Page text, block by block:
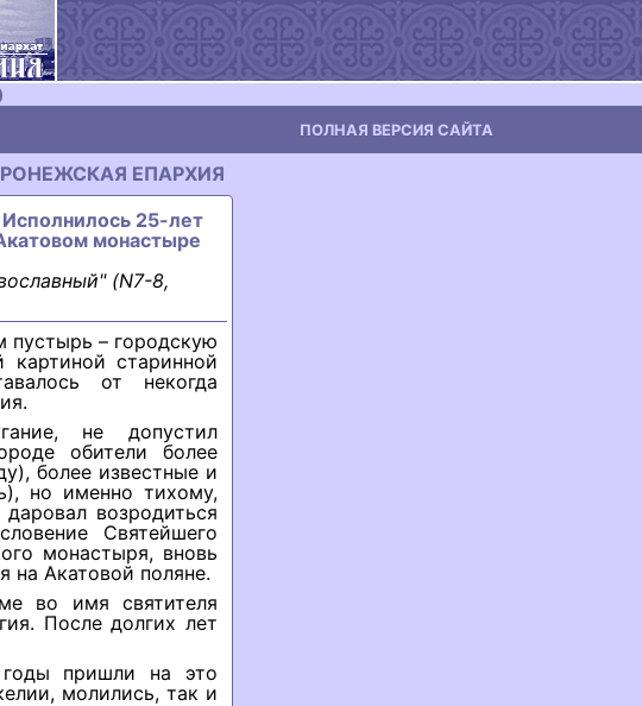
ПОЛНАЯ ВЕРСИЯ САЙТА
ЕПАРХИЯ
Исполнилось 25-лет
монастыре
(N7-8,
– городскую
старинной
от некогда
не допустил
обители более
более известные и
но именно тихому,
возродиться
Святейшего
монастыря, вновь
на Акатовой поляне.
во имя святителя
После долгих лет
пришли на это
молились, так и